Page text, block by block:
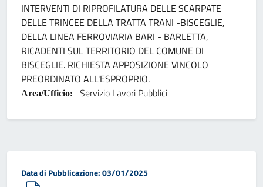
INTERVENTI DI RIPROFILATURA DELLE SCARPATE
DELLE TRINCEE DELLA TRATTA TRANI -BISCEGLIE,
DELLA LINEA FERROVIARIA BARI - BARLETTA,
RICADENTI SUL TERRITORIO DEL COMUNE DI
BISCEGLIE. RICHIESTA APPOSIZIONE VINCOLO
PREORDINATO ALL'ESPROPRIO.
Area/Ufficio: Servizio Lavori Pubblici
Data di pubblicazione:
Data di Pubblicazione: 03/01/2025